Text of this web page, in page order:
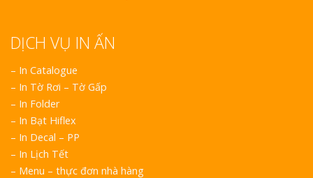
DỊCH VỤ IN ẤN
– In Catalogue
– In Tờ Rơi – Tờ Gấp
– In Folder
– In Bạt Hiflex
– In Decal – PP
– In Lịch Tết
– Menu – thực đơn nhà hàng